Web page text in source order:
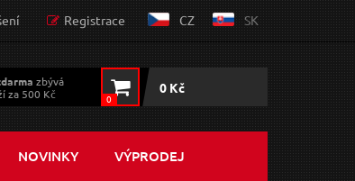
Registrace CZ SK
zbývá
za 500 Kč
0
0 Kč
NOVINKY VÝPRODEJ